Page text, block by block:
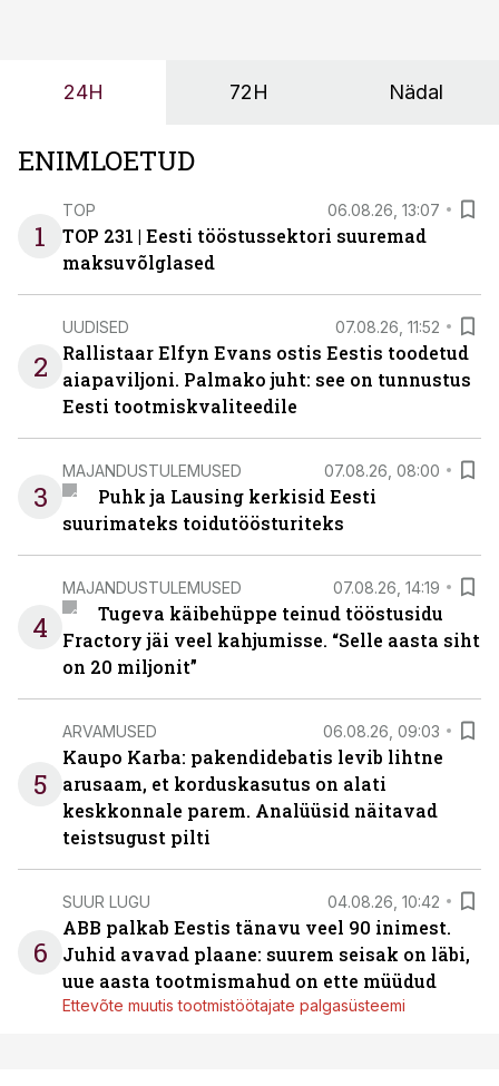
24H 72H Nädal
ENIMLOETUD
1
TOP 06.08.26, 13:07
TOP 231 | Eesti tööstussektori suuremad
maksuvõlglased
2
UUDISED 07.08.26, 11:52
Rallistaar Elfyn Evans ostis Eestis toodetud
aiapaviljoni. Palmako juht: see on tunnustus
Eesti tootmiskvaliteedile
3
MAJANDUSTULEMUSED 07.08.26, 08:00
Puhk ja Lausing kerkisid Eesti
suurimateks toidutöösturiteks
4
MAJANDUSTULEMUSED 07.08.26, 14:19
Tugeva käibehüppe teinud tööstusidu
Fractory jäi veel kahjumisse. “Selle aasta siht
on 20 miljonit”
5
ARVAMUSED 06.08.26, 09:03
Kaupo Karba: pakendidebatis levib lihtne
arusaam, et korduskasutus on alati
keskkonnale parem. Analüüsid näitavad
teistsugust pilti
6
SUUR LUGU 04.08.26, 10:42
ABB palkab Eestis tänavu veel 90 inimest.
Juhid avavad plaane: suurem seisak on läbi,
uue aasta tootmismahud on ette müüdud
Ettevõte muutis tootmistöötajate palgasüsteemi